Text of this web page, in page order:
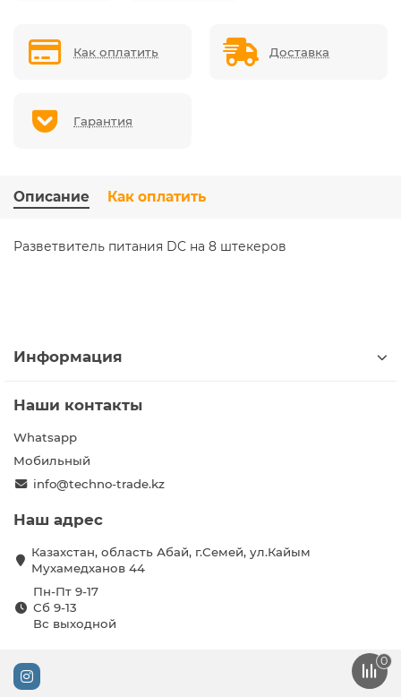
Как оплатить Доставка
Гарантия
Описание Как оплатить
Разветвитель питания DC на 8 штекеров
Информация
Наши контакты
Whatsapp
Мобильный
info@techno-trade.kz
Наш адрес
Казахстан, область Абай, г.Семей, ул.Кайым
Мухамедханов 44
Пн-Пт 9-17
Сб 9-13
Вс выходной
0